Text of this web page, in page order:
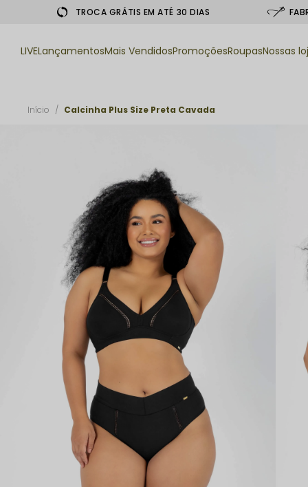
TROCA GRÁTIS EM ATÉ 30 DIAS
LIVELançamentosMais VendidosPromoçõesRoupasNossas
Início Calcinha Plus Size Preta Cavada